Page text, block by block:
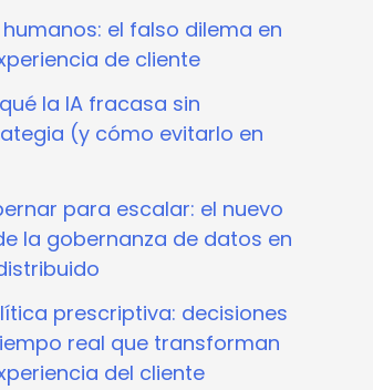
humanos: el falso dilema en
de cliente
la IA fracasa sin
(y cómo evitarlo en
para escalar: el nuevo
la gobernanza de datos en
prescriptiva: decisiones
real que transforman
del cliente